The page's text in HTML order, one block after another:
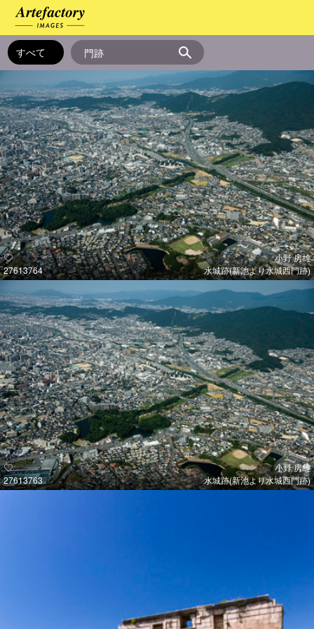
27613764
小野 房雄
水城跡(新池より水城西門跡)
27613763
小野 房雄
水城跡(新池より水城西門跡)